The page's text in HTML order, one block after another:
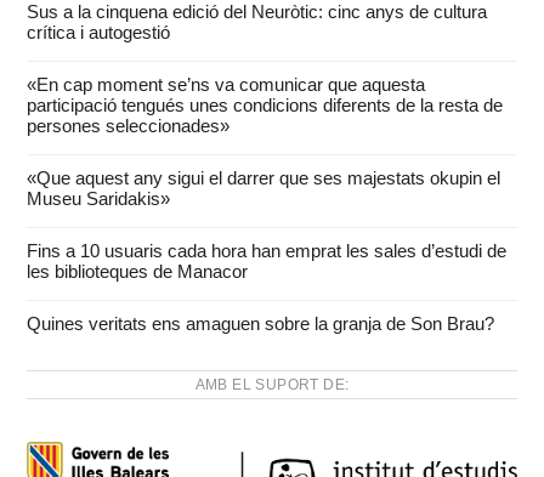
Sus a la cinquena edició del Neuròtic: cinc anys de cultura
crítica i autogestió
«En cap moment se’ns va comunicar que aquesta
participació tengués unes condicions diferents de la resta de
persones seleccionades»
«Que aquest any sigui el darrer que ses majestats okupin el
Museu Saridakis»
Fins a 10 usuaris cada hora han emprat les sales d’estudi de
les biblioteques de Manacor
Quines veritats ens amaguen sobre la granja de Son Brau?
AMB EL SUPORT DE: